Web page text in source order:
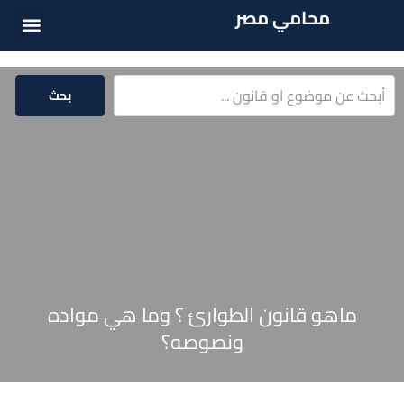
محامي مصر
بحث
ماهو قانون الطوارئ ؟ وما هي مواده
ونصوصه؟